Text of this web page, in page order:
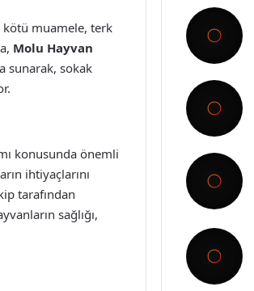
kötü muamele, terk
Molu Hayvan
sunarak, sokak
konusunda önemli
ihtiyaçlarını
tarafından
sağlığı,